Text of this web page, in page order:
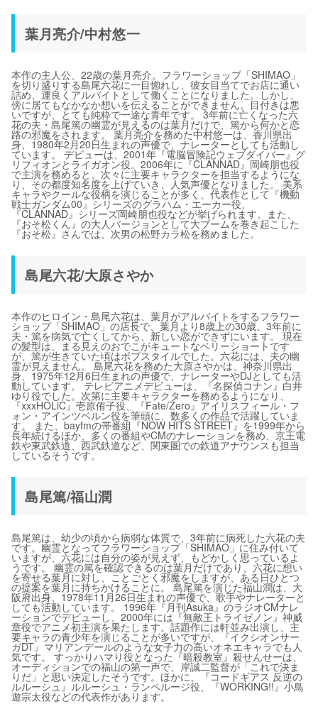
葉月亮介/中村悠一
本作の主人公、22歳の葉月亮介。フラワーショップ「SHIMAO」
を切り盛りする島尾六花に一目惚れし、彼女目当てでお店に通い
詰め、運良くアルバイトとして働くことになりました。しかし、
傍に居てもなかなか想いを伝えることができません。目付きは悪
いですが、とても純粋で一途な青年です。 3年前に亡くなった六
花の夫・島尾篤の幽霊が見えるのは葉月だけで、篤から何かと恋
路の邪魔をされます。 葉月亮介を務めた中村悠一は、香川県出
身、1980年2月20日生まれの声優で、ナレーターとしても活動し
ています。 デビューは、2001年『電脳冒険記ウェブダイバー』グ
リフィオンとライガオン役。2006年に『CLANNAD』岡崎朋也役
で主演を務めると、次々に主要キャラクターを担当するようにな
り、その都度知名度を上げていき、人気声優となりました。 美系
キャラやクールな役柄を演じることが多く、代表作として『機動
戦士ガンダム00』シリーズのグラハム・エーカー役、
『CLANNAD』シリーズ岡崎朋也役などが挙げられます。また、
『おそ松くん』の大人バージョンとして大ブームを巻き起こした
『おそ松』さんでは、次男の松野カラ松を務めました。
島尾六花/大原さやか
本作のヒロイン・島尾六花は、葉月がアルバイトをするフラワー
ショップ「SHIMAO」の店長で、葉月より8歳上の30歳。3年前に
夫・篤を病気で亡くしてから、新しい恋ができずにいます。 現在
の髪型は、まる見えのおでこがキュートなベリーショートです
が、篤が生きていた頃はボブスタイルでした。六花には、夫の幽
霊が見えません。 島尾六花を務めた大原さやかは、神奈川県出
身、1975年12月6日生まれの声優で、ナレーターやDJとしても活
動しています。 テレビアニメデビューは、『名探偵コナン』白井
ゆり役でした。次第に主要キャラクターを務めるようになり、
『xxxHOLiC』壱原侑子役、『Fate/Zero』アイリスフィール・フ
ォン・アインツベルン役を筆頭に、数多くの作品で活躍していま
す。 また、bayfmの帯番組『NOW HITS STREET』を1999年から
長年続けるほか、多くの番組やCMのナレーションを務め、京王電
鉄や東武鉄道、西武鉄道など、関東圏での鉄道アナウンスも担当
しているそうです。
島尾篤/福山潤
島尾篤は、幼少の頃から病弱な体質で、3年前に病死した六花の夫
です。幽霊となってフラワーショップ「SHIMAO」に住み付いて
いますが、六花には自分の姿が見えず、もどかしく思っているよ
うです。 幽霊の篤を確認できるのは葉月だけであり、六花に想い
を寄せる葉月に対し、ことごとく邪魔をしますが、ある日ひとつ
の提案を葉月に持ちかけることに。 島尾篤を演じた福山潤は、大
阪府出身、1978年11月26日生まれの声優で、歌手やナレーターと
しても活動しています。 1996年『月刊Asuka』のラジオCMナレ
ーションでデビューし、2000年には『無敵王トライゼノン』神威
章役でアニメ初主演を果たします。話題作には軒並み出演し、主
要キャラの青少年を演じることが多いですが、『イクシオンサー
ガDT』マリアンデールのような女子力の高いオネエキャラでも人
気です。 すっかりハマり役となった『暗殺教室』殺せんせーは、
オーディションでの福山の第一声で、岸誠二監督が「これで決ま
りだ」と思い決定したそうです。ほかに、『コードギアス 反逆の
ルルーシュ』ルルーシュ・ランペルージ役、『WORKING!!』小鳥
遊宗太役などの代表作があります。